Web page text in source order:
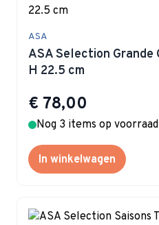
ASA
ASA Selection
H 22.5 cm
€ 78,00
Nog 3 items op voorraad
In winkelwagen